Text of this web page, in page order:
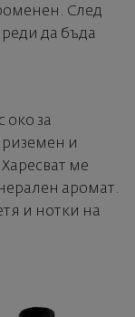
След
да бъда
око за
и
ме
аромат.
и нотки на